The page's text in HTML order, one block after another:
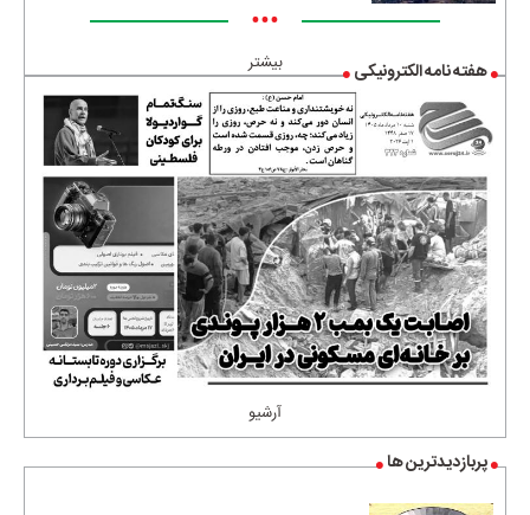
•••
بیشتر هفته نامه الکترونیکی
آرشیو
پربازدیدترین ها